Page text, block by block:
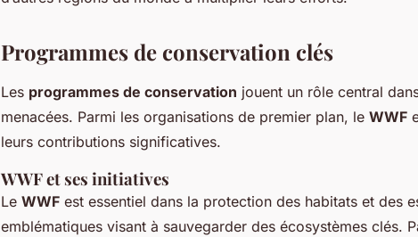
Programmes de conservation clés
Les programmes de conservation jouent un rôle central
menacées. Parmi les organisations de premier plan, le WWF
leurs contributions significatives.
WWF et ses initiatives
Le WWF est essentiel dans la protection des habitats et des
emblématiques visant à sauvegarder des écosystèmes clés.